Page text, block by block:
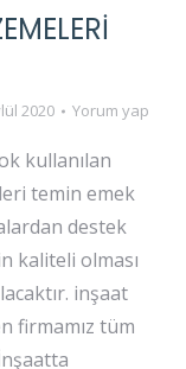
2020 Yorum yap
kullanılan
temin emek
destek
kaliteli olması
inşaat
firmamız tüm